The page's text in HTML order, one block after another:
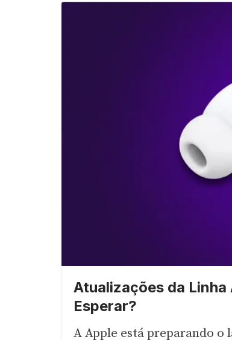
Atualizações da
Esperar?
A Apple está preparando o